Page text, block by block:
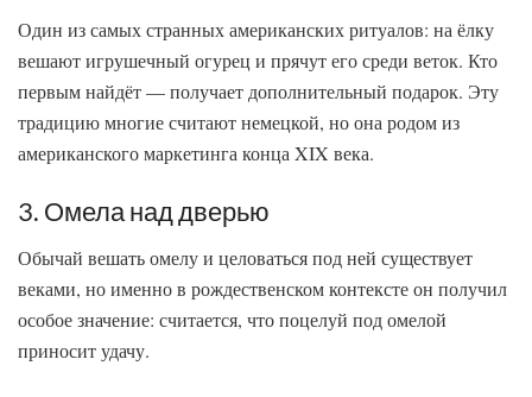
Один из самых странных американских ритуалов: на ёлку
вешают игрушечный огурец и прячут его среди веток. Кто
первым найдёт — получает дополнительный подарок. Эту
традицию многие считают немецкой, но она родом из
американского маркетинга конца XIX века.
3. Омела над дверью
Обычай вешать омелу и целоваться под ней существует
веками, но именно в рождественском контексте он получил
особое значение: считается, что поцелуй под омелой
приносит удачу.